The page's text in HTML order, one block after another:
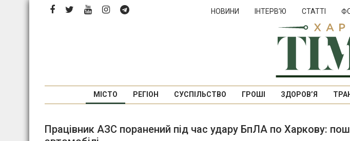
Перейти
НОВИНИ ІНТЕРВ’Ю СТАТТІ
МІСТО РЕГІОН СУСПІЛЬСТВО ГРОШІ ЗДОРОВ’Я
Працівник АЗС поранений під час удару БпЛА по Харкову: